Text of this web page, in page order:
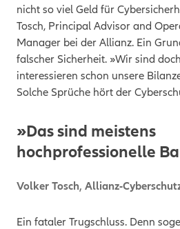
nicht so viel Geld für
Tosch, Principal Advisor and
Manager bei der Allianz. Ein
falscher Sicherheit. »Wir sind
interessieren schon unsere
Solche Sprüche hört der
»Das sind meistens
hochprofessionelle
Volker Tosch, Allianz-
Ein fataler Trugschluss. Denn